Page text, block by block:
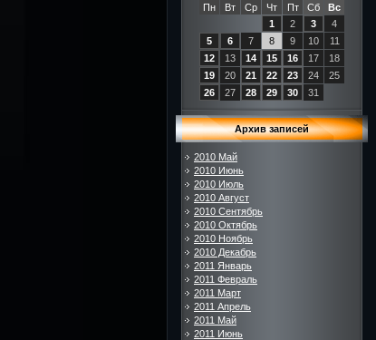
Пн
Вт Ср Чт Пт Сб
Вс
1
2 3
4
5
6 7 8 9 10
11
12
13 14 15 16 17
18
19
20 21 22 23 24
25
26
27 28 29 30 31
Архив записей
2010 Май
2010 Июнь
2010 Июль
2010 Август
2010 Сентябрь
2010 Октябрь
2010 Ноябрь
2010 Декабрь
2011 Январь
2011 Февраль
2011 Март
2011 Апрель
2011 Май
2011 Июнь